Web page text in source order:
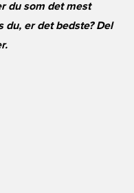
du som det mest
du, er det bedste? Del